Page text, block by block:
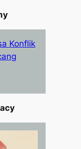
Konflik